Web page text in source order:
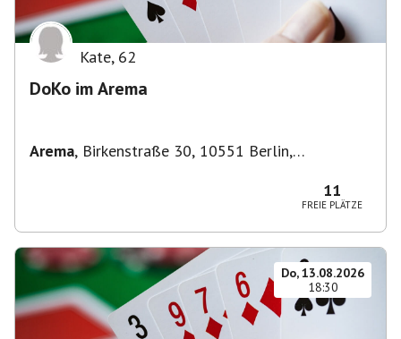
Kate, 62
DoKo im Arema
Arema, Birkenstraße 30, 10551 Berlin,
11
FREIE PLÄTZE
Do, 13.08.2026
18:30